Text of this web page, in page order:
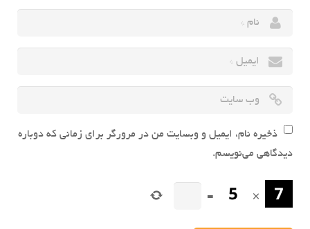
ذخیره نام، ایمیل و وبسایت من در مرورگر برای زمانی که دوباره
دیدگاهی می‌نویسم.
×
=